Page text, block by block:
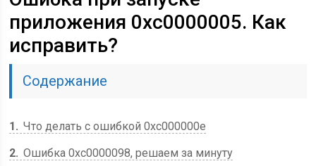
приложения 0xc0000005. Как
исправить?
Содержание
1
Что делать с ошибкой 0xc000000e
2 Ошибка 0xc0000098, решаем за минуту